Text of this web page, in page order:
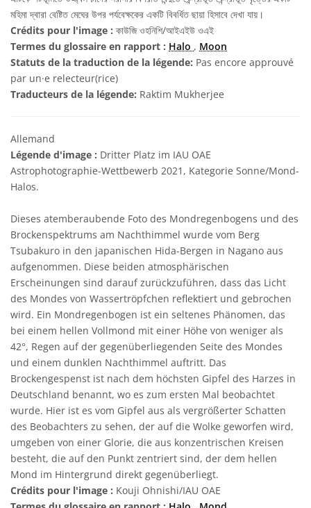
মহিমা দ্বারা বেষ্টিত মেঘের উপর পর্যবেক্ষকের একটি বিবর্ধিত ছায়া হিসাবে দেখা যায়।
Crédits pour l'image : কাউজি ওহনিশি/আইএইউ ওএই
Termes du glossaire en rapport : Halo , Moon
Statuts de la traduction de la légende: Pas encore approuvé
par un·e relecteur(rice)
Traducteurs de la légende: Raktim Mukherjee
Allemand
Légende d'image : Dritter Platz im IAU OAE
Astrophotographie-Wettbewerb 2021, Kategorie Sonne/Mond-
Halos.
Dieses atemberaubende Foto des Mondregenbogens und des
Brockenspektrums am Nachthimmel wurde vom Berg
Tsubakuro in den japanischen Hida-Bergen in Nagano aus
aufgenommen. Diese beiden atmosphärischen
Erscheinungen sind darauf zurückzuführen, dass das Licht
des Mondes von Wassertröpfchen reflektiert und gebrochen
wird. Ein Mondregenbogen ist ein seltenes Phänomen, das
bei einem hellen Vollmond mit einer Höhe von weniger als
42°, Regen auf der gegenüberliegenden Seite des Mondes
und einem dunklen Nachthimmel auftritt. Das
Brockengespenst ist nach dem höchsten Gipfel des Harzes in
Deutschland benannt, wo es zum ersten Mal beobachtet
wurde. Hier ist es vom Gipfel aus als vergrößerter Schatten
des Beobachters zu sehen, der auf die Wolke geworfen wird,
umgeben von einer Glorie, die aus konzentrischen Kreisen
besteht, die auf den Punkt zentriert sind, der dem hellen
Mond im Hintergrund direkt gegenüberliegt.
Crédits pour l'image : Kouji Ohnishi/IAU OAE